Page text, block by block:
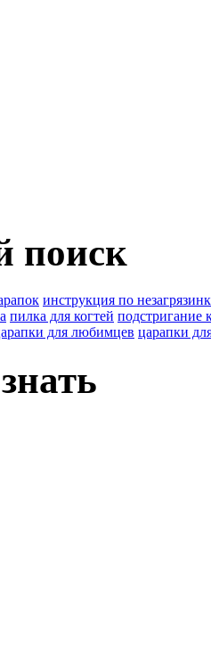
поиск
инструкция по
пилка для когтей подстригание
для любимцев царапки